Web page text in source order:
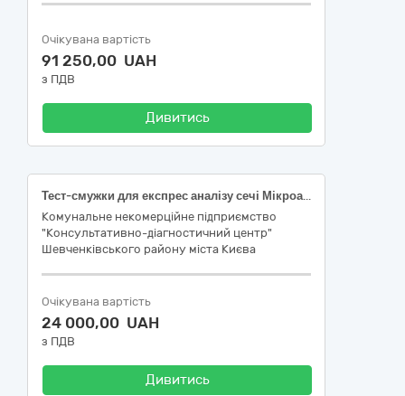
Очікувана вартість
91 250,00 UAH
з ПДВ
Дивитись
Тест-смужки для експрес аналізу сечі Мікроальбуфан Лаура (код за НК 024:2023: 54514 Численні аналіти сечі IVD (діагностика in vitro), набір, колориметрична тест-смужка, експрес-аналіз; код за НК 031:2024: W0102160101 АЛЬБУМІН ВКЛ. УАЛЬБУМІН, ШВИДКІ ТЕСТИ І ТЕСТИ НА МІСЦІ)
Комунальне некомерційне підприємство
"Консультативно-діагностичний центр"
Шевченківського району міста Києва
Очікувана вартість
24 000,00 UAH
з ПДВ
Дивитись